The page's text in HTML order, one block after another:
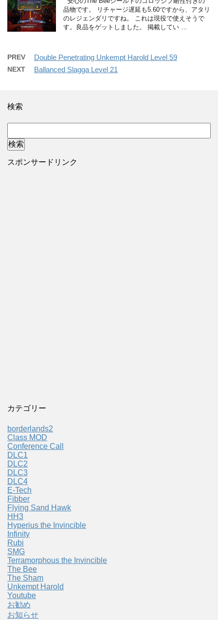
品物です。 リチャージ遅延も5.60ですから、アタリ
のレジェンダリですね。 これは現役で使えそうで
す。良品をゲットしました。 掲載してい …
PREV Double Penetrating Unkempt Harold Level 59
NEXT Ballanced Slagga Level 21
検索
スポンサードリンク
カテゴリー
borderlands2
Class MOD
Conference Call
DLC1
DLC2
DLC3
DLC4
E-Tech
Fibber
Flying Sand Hawk
HH3
Hyperius the Invincible
Infinity
Rubi
SMG
Terramorphous the Invincible
The Bee
The Sham
Unkempt Harold
Youtube
お勧め
お知らせ